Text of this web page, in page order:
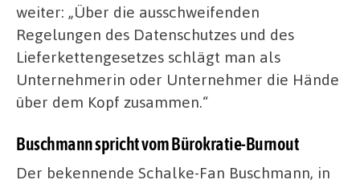
weiter: „Über die ausschweifenden
Regelungen des Datenschutzes und des
Lieferkettengesetzes schlägt man als
Unternehmerin oder Unternehmer die Hände
über dem Kopf zusammen.“
Buschmann spricht vom Bürokratie-Burnout
Der bekennende Schalke-Fan Buschmann, in